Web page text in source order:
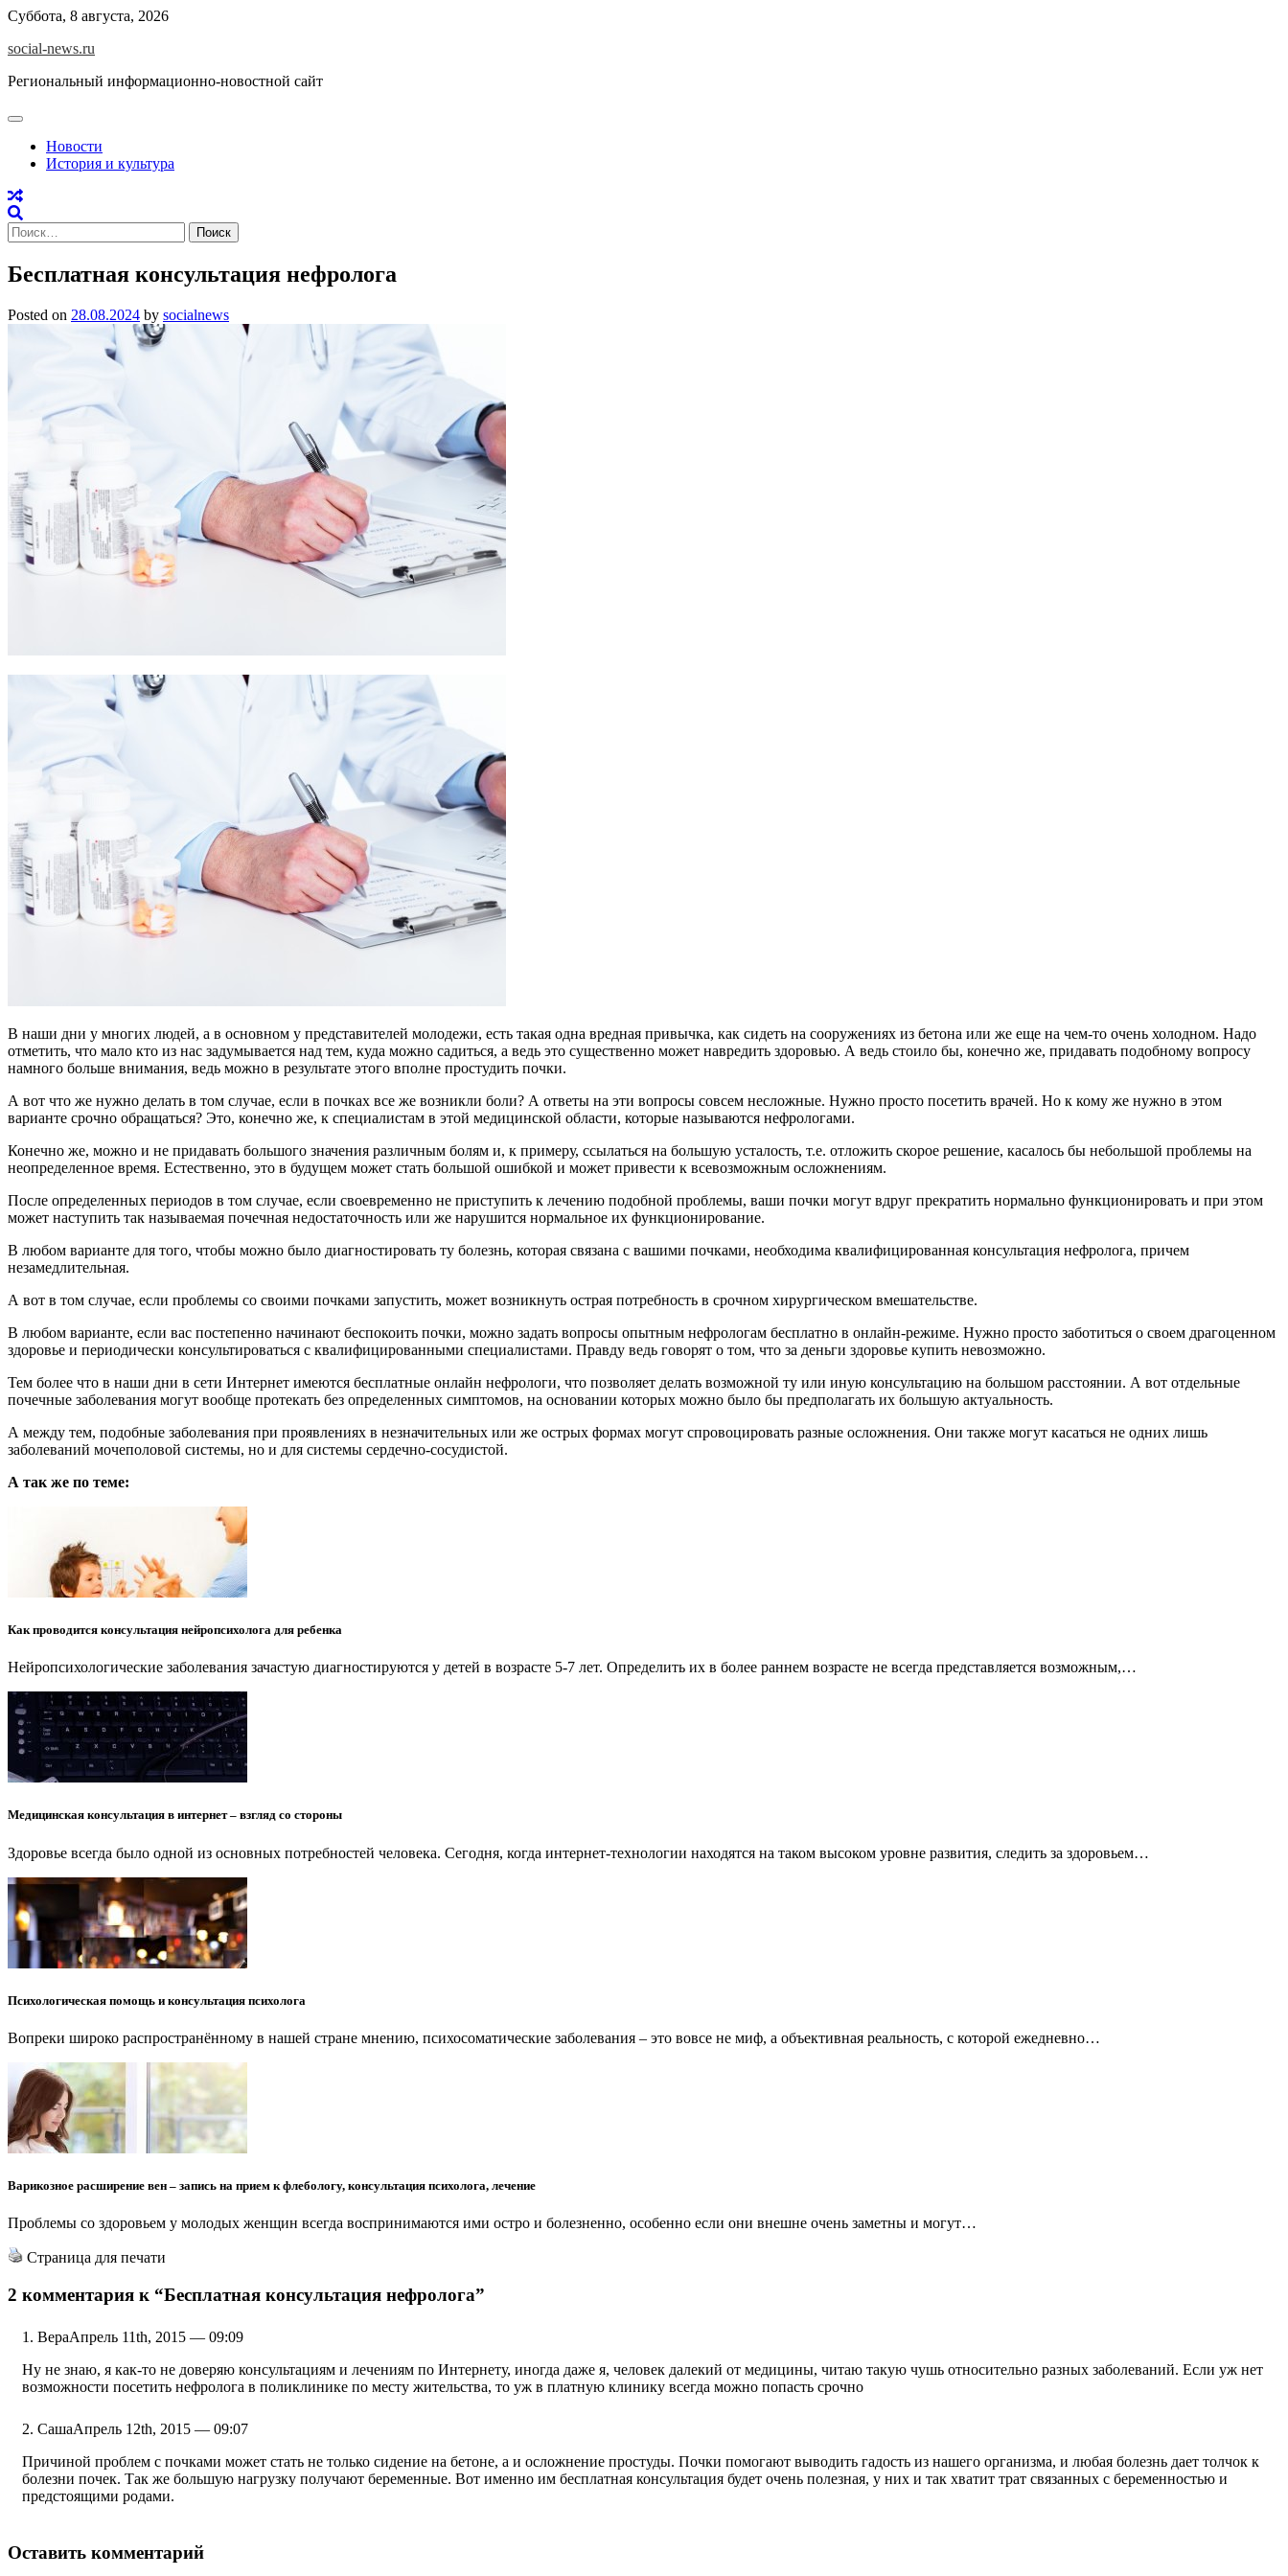
Skip
content
Суббота, 8 августа, 2026
social-news.ru
Региональный информационно-новостной сайт
Новости
История и культура
Найти:
Бесплатная консультация нефролога
Posted on 28.08.2024 by socialnews
В наши дни у многих людей, а в основном у представителей молодежи, есть такая одна вредная привычка, как сидеть на сооружениях из бетона или же еще на чем-то очень холодном. Надо
отметить, что мало кто из нас задумывается над тем, куда можно садиться, а ведь это существенно может навредить здоровью. А ведь стоило бы, конечно же, придавать подобному вопросу
намного больше внимания, ведь можно в результате этого вполне простудить почки.
А вот что же нужно делать в том случае, если в почках все же возникли боли? А ответы на эти вопросы совсем несложные. Нужно просто посетить врачей. Но к кому же нужно в этом
варианте срочно обращаться? Это, конечно же, к специалистам в этой медицинской области, которые называются нефрологами.
Конечно же, можно и не придавать большого значения различным болям и, к примеру, ссылаться на большую усталость, т.е. отложить скорое решение, касалось бы небольшой проблемы на
неопределенное время. Естественно, это в будущем может стать большой ошибкой и может привести к всевозможным осложнениям.
После определенных периодов в том случае, если своевременно не приступить к лечению подобной проблемы, ваши почки могут вдруг прекратить нормально функционировать и при этом
может наступить так называемая почечная недостаточность или же нарушится нормальное их функционирование.
В любом варианте для того, чтобы можно было диагностировать ту болезнь, которая связана с вашими почками, необходима квалифицированная консультация нефролога, причем
незамедлительная.
А вот в том случае, если проблемы со своими почками запустить, может возникнуть острая потребность в срочном хирургическом вмешательстве.
В любом варианте, если вас постепенно начинают беспокоить почки, можно задать вопросы опытным нефрологам бесплатно в онлайн-режиме. Нужно просто заботиться о своем драгоценном
здоровье и периодически консультироваться с квалифицированными специалистами. Правду ведь говорят о том, что за деньги здоровье купить невозможно.
Тем более что в наши дни в сети Интернет имеются бесплатные онлайн нефрологи, что позволяет делать возможной ту или иную консультацию на большом расстоянии. А вот отдельные
почечные заболевания могут вообще протекать без определенных симптомов, на основании которых можно было бы предполагать их большую актуальность.
А между тем, подобные заболевания при проявлениях в незначительных или же острых формах могут спровоцировать разные осложнения. Они также могут касаться не одних лишь
заболеваний мочеполовой системы, но и для системы сердечно-сосудистой.
А так же по теме:
Как проводится консультация нейропсихолога для ребенка
Нейропсихологические заболевания зачастую диагностируются у детей в возрасте 5-7 лет. Определить их в более раннем возрасте не всегда представляется возможным,…
Медицинская консультация в интернет – взгляд со стороны
Здоровье всегда было одной из основных потребностей человека. Сегодня, когда интернет-технологии находятся на таком высоком уровне развития, следить за здоровьем…
Психологическая помощь и консультация психолога
Вопреки широко распространённому в нашей стране мнению, психосоматические заболевания – это вовсе не миф, а объективная реальность, с которой ежедневно…
Варикозное расширение вен – запись на прием к флебологу, консультация психолога, лечение
Проблемы со здоровьем у молодых женщин всегда воспринимаются ими остро и болезненно, особенно если они внешне очень заметны и могут…
Страница для печати
2 комментария к “Бесплатная консультация нефролога”
ВераАпрель 11th, 2015 — 09:09
Ну не знаю, я как-то не доверяю консультациям и лечениям по Интернету, иногда даже я, человек далекий от медицины, читаю такую чушь относительно разных заболеваний. Если уж нет
возможности посетить нефролога в поликлинике по месту жительства, то уж в платную клинику всегда можно попасть срочно
СашаАпрель 12th, 2015 — 09:07
Причиной проблем с почками может стать не только сидение на бетоне, а и осложнение простуды. Почки помогают выводить гадость из нашего организма, и любая болезнь дает толчок к
болезни почек. Так же большую нагрузку получают беременные. Вот именно им бесплатная консультация будет очень полезная, у них и так хватит трат связанных с беременностью и
предстоящими родами.
Оставить комментарий